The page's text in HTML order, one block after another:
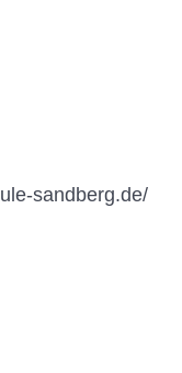
sandberg.de/